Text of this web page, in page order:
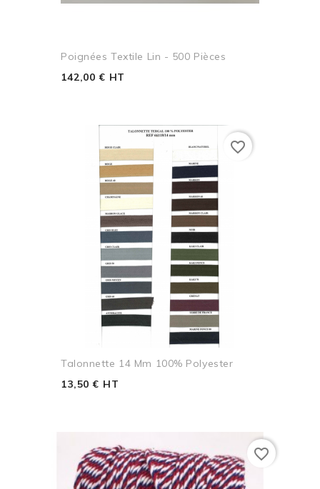
Poignées Textile Lin - 500 Pièces
142,00 € HT
Talonnette 14 Mm 100% Polyester
13,50 € HT
favorite_border
favorite_border